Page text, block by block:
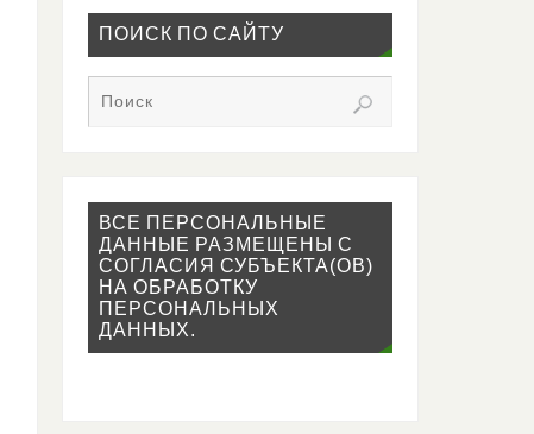
ПОИСК ПО САЙТУ
ВСЕ ПЕРСОНАЛЬНЫЕ
ДАННЫЕ РАЗМЕЩЕНЫ С
СОГЛАСИЯ СУБЪЕКТА(ОВ)
НА ОБРАБОТКУ
ПЕРСОНАЛЬНЫХ
ДАННЫХ.